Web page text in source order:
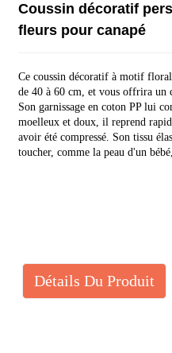
Coussin décoratif
fleurs pour canapé
Ce coussin décoratif à motif
de 40 à 60 cm, et vous offrira un
Son garnissage en coton PP lui
moelleux et doux, il reprend
avoir été compressé. Son tissu
toucher, comme la peau d'un
Détails Du Produit